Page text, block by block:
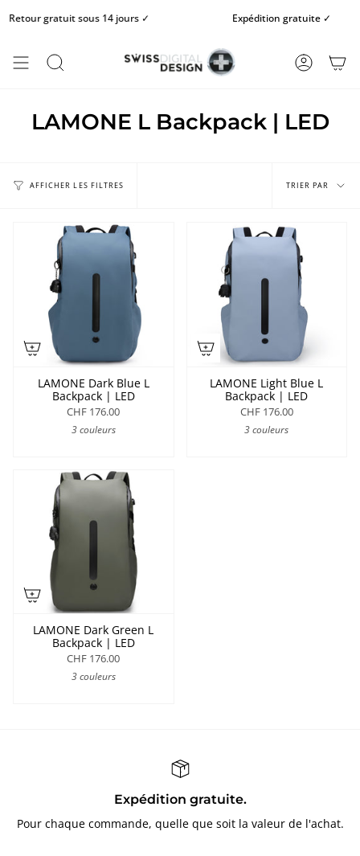
au
gratuit sous 14 jours ✓ Expédition gratuite ✓
RECHERCHE COMPTE
LAMONE L Backpack | LED
AFFICHER LES FILTRES
par
TRIER PAR
LAMONE Dark Blue L
Backpack | LED
CHF 176.00
3 couleurs
LAMONE Light Blue L
Backpack | LED
CHF 176.00
3 couleurs
LAMONE Dark Green L
Backpack | LED
CHF 176.00
3 couleurs
Expédition gratuite.
Pour chaque commande, quelle que soit la valeur de l'achat.